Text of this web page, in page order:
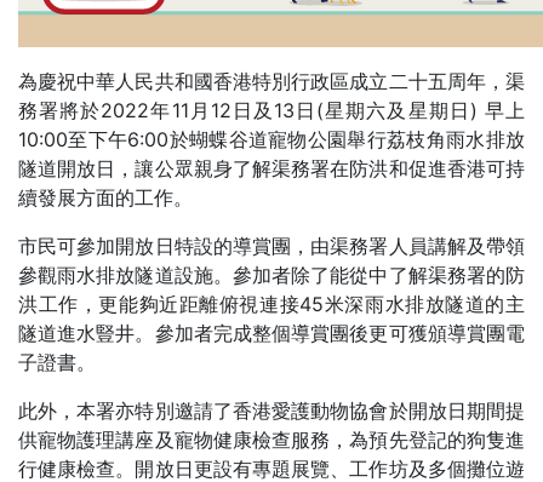
為慶祝中華人民共和國香港特別行政區成立二十五周年，渠
務署將於2022年11月12日及13日(星期六及星期日) 早上
10:00至下午6:00於蝴蝶谷道寵物公園舉行荔枝角雨水排放
隧道開放日，讓公眾親身了解渠務署在防洪和促進香港可持
續發展方面的工作。
市民可參加開放日特設的導賞團，由渠務署人員講解及帶領
參觀雨水排放隧道設施。參加者除了能從中了解渠務署的防
洪工作，更能夠近距離俯視連接45米深雨水排放隧道的主
隧道進水豎井。參加者完成整個導賞團後更可獲頒導賞團電
子證書。
此外，本署亦特別邀請了香港愛護動物協會於開放日期間提
供寵物護理講座及寵物健康檢查服務，為預先登記的狗隻進
行健康檢查。開放日更設有專題展覽、工作坊及多個攤位遊